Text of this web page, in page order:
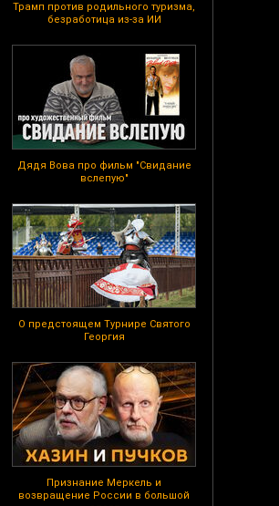
Трамп против родильного туризма,
безработица из-за ИИ
Дядя Вова про фильм "Свидание
вслепую"
О предстоящем Турнире Святого
Георгия
Признание Меркель и
возвращение России в большой